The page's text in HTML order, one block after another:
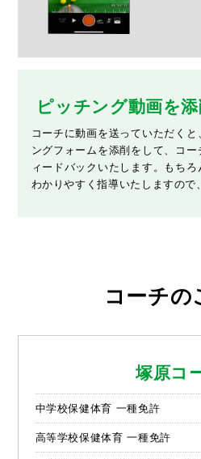
ピッチング動画を添
コーチに動画を送っていただく
ングフォームを添削をして、コ
ィードバックいたします。もち
わかりやすく指導いたしますので
コーチの
塚原コ
中学校保健体育 一種免許
高等学校保健体育 一種免許